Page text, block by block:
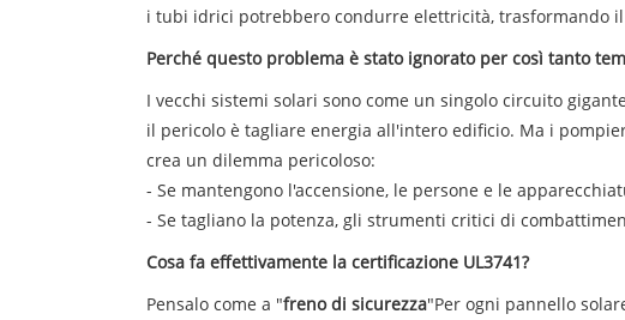
i tubi idrici potrebbero condurre elettricità, trasformando
Perché questo problema è stato ignorato per così tanto
I vecchi sistemi solari sono come un singolo circuito
il pericolo è tagliare energia all'intero edificio. Ma i
crea un dilemma pericoloso:
- Se mantengono l'accensione, le persone e le
- Se tagliano la potenza, gli strumenti critici di
Cosa fa effettivamente la certificazione UL3741?
Pensalo come a "freno di sicurezza"Per ogni pannello